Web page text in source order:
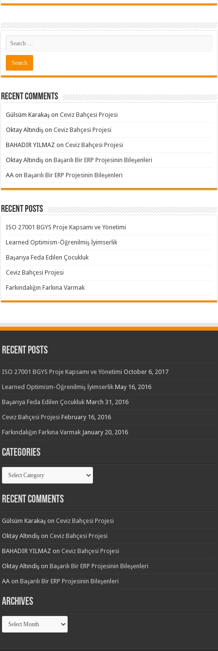
Recent Comments
Gülsüm Karakaş onCeviz Bahçesi Projesi
Oktay Altındiş onCeviz Bahçesi Projesi
BAHADIR YILMAZ onCeviz Bahçesi Projesi
Oktay Altındiş onBaşarılı Bir ERP Projesinin Bileşenleri
AA onBaşarılı Bir ERP Projesinin Bileşenleri
Recent Posts
ISO 27001 BGYS Proje Kapsamı ve Yönetimi
Learned Optimism-Öğrenilmiş İyimserlik
Başarıya Feda Edilen Çocukluk
Ceviz Bahçesi Projesi
Farkındalığın Farkına Varmak
Recent Posts
ISO 27001 BGYS Proje Kapsamı ve Yönetimi October 6, 2017
Learned Optimism-Öğrenilmiş İyimserlik May 16, 2016
Başarıya Feda Edilen Çocukluk March 31, 2016
Ceviz Bahçesi Projesi February 16, 2016
Farkındalığın Farkına Varmak January 20, 2016
Categories
Categories
Recent Comments
Gülsüm Karakaş onCeviz Bahçesi Projesi
Oktay Altındiş onCeviz Bahçesi Projesi
BAHADIR YILMAZ onCeviz Bahçesi Projesi
Oktay Altındiş onBaşarılı Bir ERP Projesinin Bileşenleri
AA onBaşarılı Bir ERP Projesinin Bileşenleri
Archives
Archives